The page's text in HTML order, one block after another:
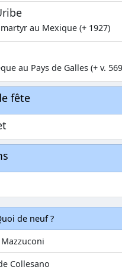
au Mexique (+ 1927)
au Pays de Galles (+ v.
fête
de neuf ?
Collesano